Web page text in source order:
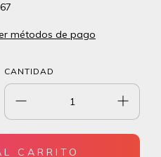
métodos de pago
CANTIDAD